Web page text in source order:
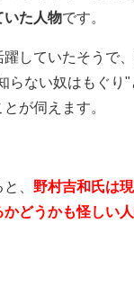
いた人物です。
していたそうで
らない奴はもぐり"
が伺えます。
、 野村吉和氏は
どうかも怪しい